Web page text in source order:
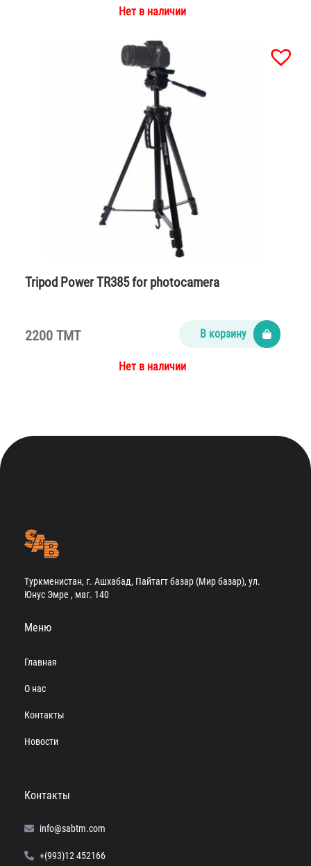
Нет в наличии
Tripod Power TR385 for photocamera
2200 TMT В корзину
Нет в наличии
Туркменистан, г. Ашхабад, Пайтагт базар (Мир базар), ул.
Юнус Эмре , маг. 140
Меню
Главная
О нас
Контакты
Новости
Контакты
info@sabtm.com
+(993)12 452166